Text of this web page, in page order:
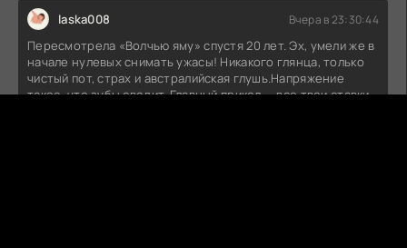
laska008 Вчера в 23:30:44
Пересмотрела «Волчью яму» спустя 20 лет. Эх, умели же в
начале нулевых снимать ужасы! Никакого глянца, только
чистый пот, страх и австралийская глушь.Напряжение
такое, что зубы сводит. Главный прикол — все твои ставки